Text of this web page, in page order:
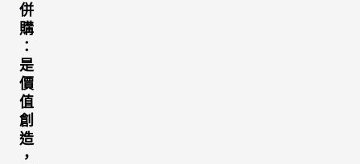
併
購
：
是
價
值
創
造
，